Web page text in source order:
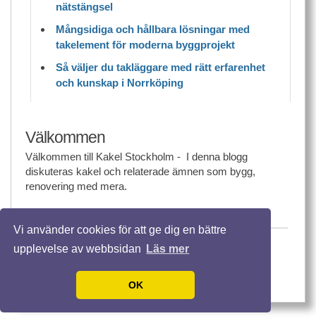
Vi använder cookies för att ge dig en bättre
upplevelse av webbsidan
Läs mer
OK
nätstängsel
Mångsidiga och hållbara lösningar med
takelement för moderna byggprojekt
Så väljer du takläggare med rätt erfarenhet
och kunskap i Norrköping
Välkommen
Välkommen till Kakel Stockholm - I denna blogg
diskuteras kakel och relaterade ämnen som bygg,
renovering med mera.
© 2026 Kakelstockholm.nu. Alla rättigheter
förbehållna.
Template design byAndreas Viklund